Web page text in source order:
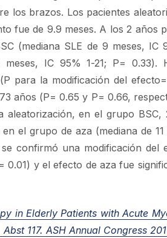
los brazos. Los pacientes
fue de 9.9 meses. A los 2 años
(mediana SLE de 9 meses, IC
IC 95% 1-21; P= 0.33).
para la modificación del
años (P= 0.65 y P= 0.66,
en el grupo BSC,
el grupo de aza (mediana de 11
confirmó una modificación del
0.01) y el efecto de aza fue
in Elderly Patients with Acute
Abst 117. ASH Annual Congress